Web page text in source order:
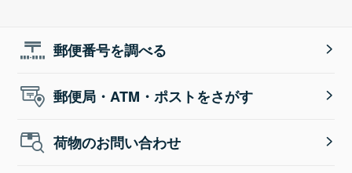
郵便番号を調べる
郵便局・ATM・ポストをさがす
荷物のお問い合わせ